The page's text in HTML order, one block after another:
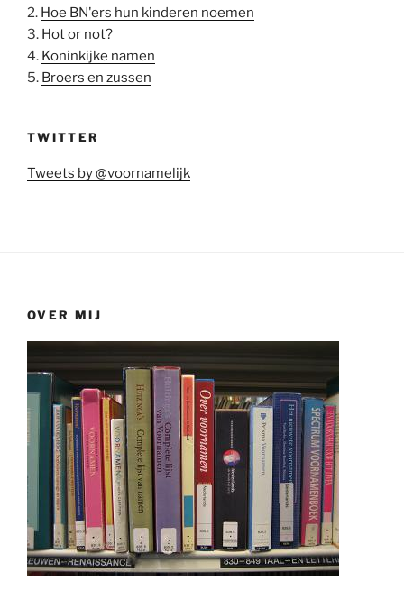
2. Hoe BN'ers hun kinderen noemen
3. Hot or not?
4. Koninkijke namen
5. Broers en zussen
TWITTER
Tweets by @voornamelijk
OVER MIJ